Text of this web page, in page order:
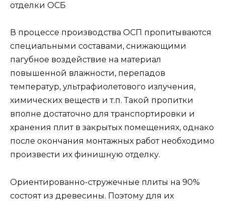
отделки ОСБ
В процессе производства ОСП пропитываются
специальными составами, снижающими
пагубное воздействие на материал
повышенной влажности, перепадов
температур, ультрафиолетового излучения,
химических веществ и т.п. Такой пропитки
вполне достаточно для транспортировки и
хранения плит в закрытых помещениях, однако
после окончания монтажных работ необходимо
произвести их финишную отделку.
Ориентированно-стружечные плиты на 90%
состоят из древесины. Поэтому для их